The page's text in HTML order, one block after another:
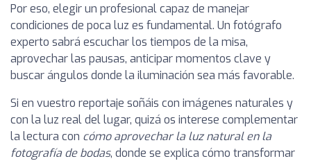
Por eso, elegir un profesional capaz de manejar
condiciones de poca luz es fundamental. Un fotógrafo
experto sabrá escuchar los tiempos de la misa,
aprovechar las pausas, anticipar momentos clave y
buscar ángulos donde la iluminación sea más favorable.
Si en vuestro reportaje soñáis con imágenes naturales y
con la luz real del lugar, quizá os interese complementar
la lectura con cómo aprovechar la luz natural en la
fotografía de bodas, donde se explica cómo transformar